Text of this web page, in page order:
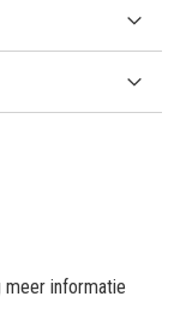
meer informatie